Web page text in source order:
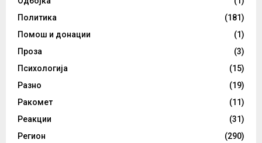
Политика
(181)
Помош и донации
(1)
Проза
(3)
Психологија
(15)
Разно
(19)
Ракомет
(11)
Реакции
(31)
Регион
(290)